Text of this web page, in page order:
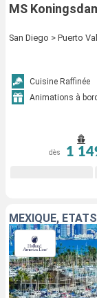
MS
San Diego > Puerto
Cuisine Raffinée
Animations à
dès 1
MEXIQUE,